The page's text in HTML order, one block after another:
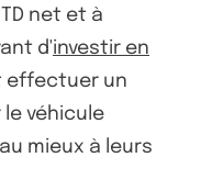
net et à
d'investir en
effectuer un
véhicule
mieux à leurs